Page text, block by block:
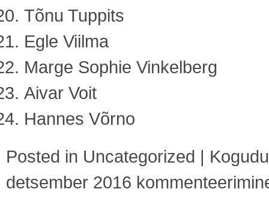
Tõnu Tuppits
Egle Viilma
Marge Sophie Vinkelberg
Aivar Voit
Hannes Võrno
Posted in Uncategorized |
detsember 2016